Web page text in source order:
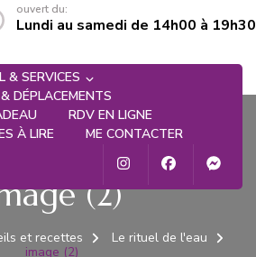
ouvert du:
Lundi au samedi de 14h00 à 19h30
& SERVICES
DÉPLACEMENTS
RDV EN LIGNE
À LIRE
ME CONTACTER
(2)
et recettes
Le rituel de l'eau
image (2)